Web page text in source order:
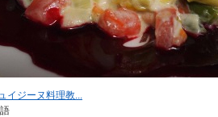
イジーヌ料理教...